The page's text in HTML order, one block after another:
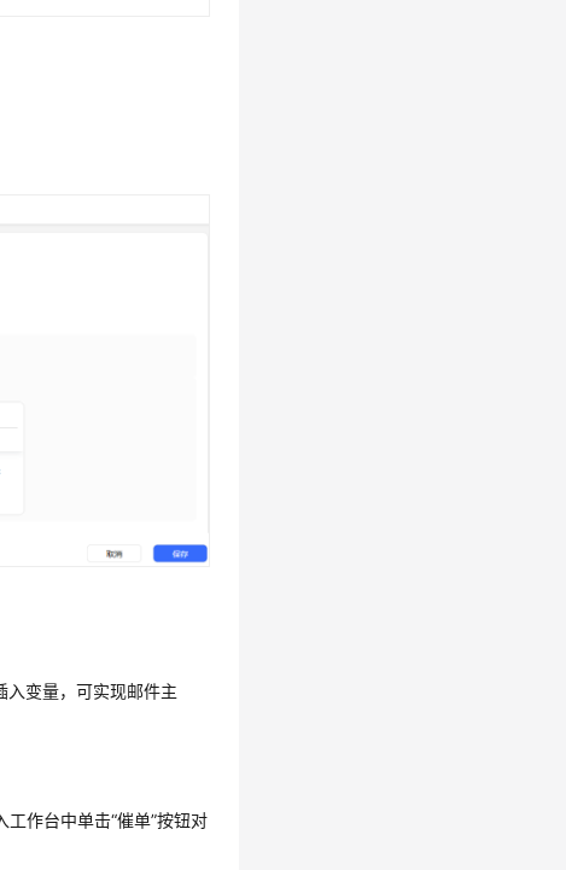
入变量，可实现邮件主
工作台中单击“催单”按钮对